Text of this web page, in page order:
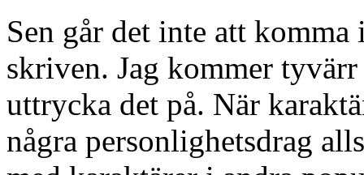
Sen går det inte att
skriven. Jag kommer
uttrycka det på. När
några personlighetsdrag